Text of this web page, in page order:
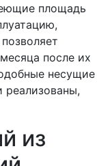
площадь
после их
несущие
реализованы,
из